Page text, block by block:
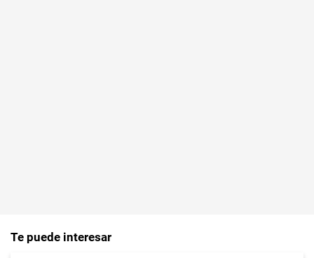
Te puede interesar